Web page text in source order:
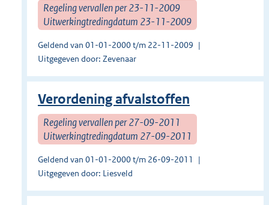
Regeling vervallen per 23-11-2009
Uitwerkingtredingdatum 23-11-2009
Geldend van 01-01-2000 t/m 22-11-2009
Uitgegeven door: Zevenaar
Verordening afvalstoffen
Regeling vervallen per 27-09-2011
Uitwerkingtredingdatum 27-09-2011
Geldend van 01-01-2000 t/m 26-09-2011
Uitgegeven door: Liesveld